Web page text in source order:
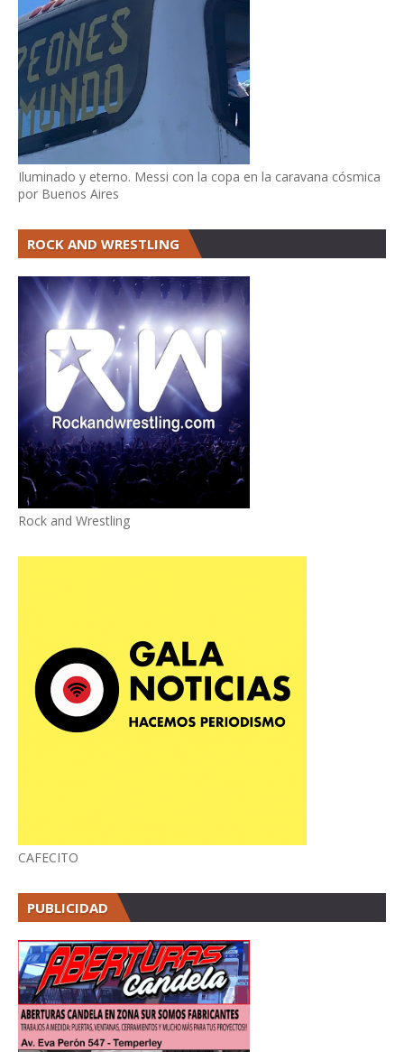
Iluminado y eterno. Messi con la copa en la caravana cósmica
por Buenos Aires
ROCK AND WRESTLING
Rock and Wrestling
CAFECITO
PUBLICIDAD